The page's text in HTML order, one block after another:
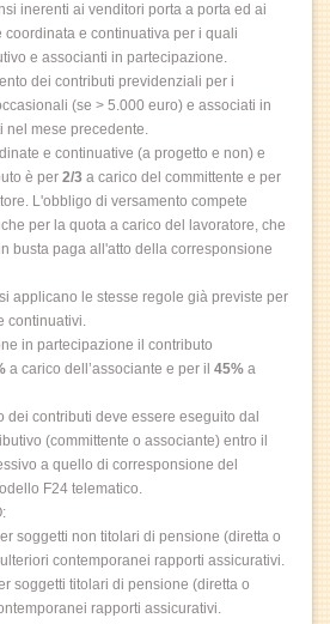
inerenti ai venditori porta a porta ed ai
e continuativa per i quali
e associanti in partecipazione.
dei contributi previdenziali per i
(se > 5.000 euro) e associati in
nel mese precedente.
e continuative (a progetto e non) e
è per 2/3 a carico del committente e per
L'obbligo di versamento compete
per la quota a carico del lavoratore, che
busta paga all'atto della corresponsione
applicano le stesse regole già previste per
continuativi.
in partecipazione il contributo
a carico dell’associante e per il 45% a
dei contributi deve essere eseguito dal
(committente o associante) entro il
a quello di corresponsione del
F24 telematico.
soggetti non titolari di pensione (diretta o
contemporanei rapporti assicurativi.
soggetti titolari di pensione (diretta o
rapporti assicurativi.